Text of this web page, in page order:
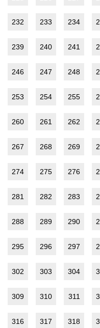
232 233 234
239 240 241
246 247 248
253 254 255
260 261 262
267 268 269
274 275 276
281 282 283
288 289 290
295 296 297
302 303 304
309 310 311
316 317 318